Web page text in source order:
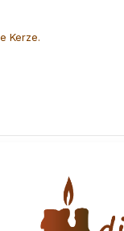
Kerze.